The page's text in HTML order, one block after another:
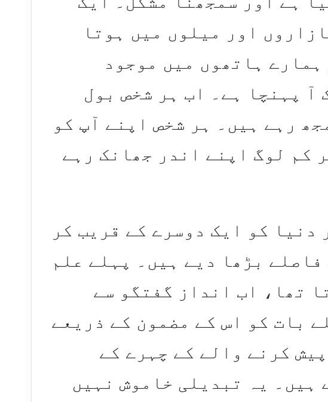
اور میلوں میں ہوتا
ہاتھوں میں موجود
آ پہنچا ہے۔ اب ہر شخص بول
رہے ہیں۔ ہر شخص اپنے آپ کو
کم لوگ اپنے اندر جھانک رہے
دنیا کو ایک دوسرے کے قریب کر
بڑھا دیے ہیں۔ پہلے علم
تھا، اب انداز گفتگو سے
بات کو اس کے مضمون کے ذریعے
کرنے والے کے چہرے کے
ہیں۔ یہ تبدیلی خاموش نہیں